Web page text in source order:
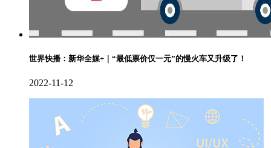
世界快播：新华全媒+｜“最低票价仅一元”的慢火车又升级了！
2022-11-12